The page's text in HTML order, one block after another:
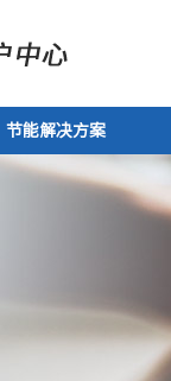
节能解决方案